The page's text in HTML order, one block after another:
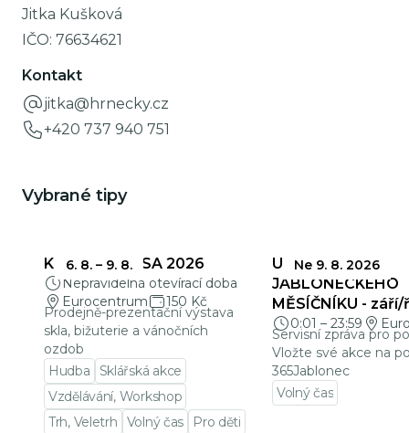
Jitka Kušková
IČO: 76634621
Kontakt
jitka@hrnecky.cz
+420 737 940 751
Vybrané tipy
6. 8. – 9. 8.
KŘEHKÁ KRÁSA 2026
Nepravidelná otevírací doba
Eurocentrum
150 Kč
Prodejně-prezentační výstava
skla, bižuterie a vánočních
ozdob
Hudba
Sklářská akce
Vzdělávání, Workshop
Trh, Veletrh
Volný čas
Pro děti
Ne 9. 8. 2026
UZÁVĚRKY
JABLONECKÉHO
MĚSÍČNÍKU -
0:01 – 23:59
Servisní zpráva pro
Vložte své akce na
365Jablonec
Volný čas